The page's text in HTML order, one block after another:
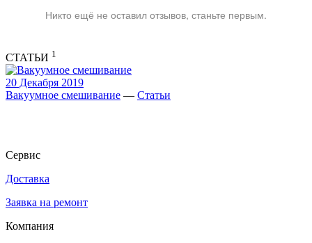
Никто ещё не оставил отзывов, станьте первым.
СТАТЬИ 1
20 Декабря 2019
Вакуумное смешивание — Статьи
Сервис
Доставка
Заявка на ремонт
Компания